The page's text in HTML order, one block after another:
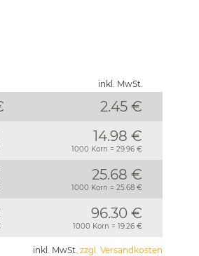
inkl. MwSt.
2.45€
14.98 €
1000 Korn = 29.96 €
25.68 €
1000 Korn = 25.68 €
96.30 €
1000 Korn = 19.26 €
inkl. MwSt. zzgl. Versandkosten